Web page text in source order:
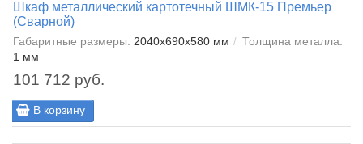
Шкаф металлический картотечный ШМК-15 Премьер
(Сварной)
Габаритные размеры: 2040x690x580 мм
Толщина металла:
1 мм
101 712 руб.
В корзину